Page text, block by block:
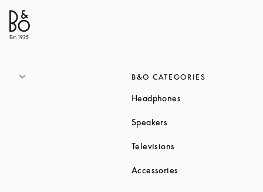
B&O CATEGORIES
Headphones
Speakers
Televisions
Accessories